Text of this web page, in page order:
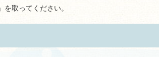
取ってください。